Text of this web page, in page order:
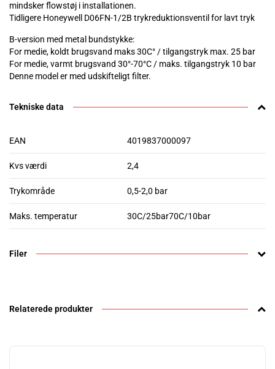
mindsker flowstøj i installationen.
Tidligere Honeywell D06FN-1/2B trykreduktionsventil for lavt tryk
B-version med metal bundstykke:
For medie, koldt brugsvand maks 30C° / tilgangstryk max. 25 bar
For medie, varmt brugsvand 30°-70°C / maks. tilgangstryk 10 bar
Denne model er med udskifteligt filter.
Tekniske data
EAN 4019837000097
Kvs værdi 2,4
Trykområde 0,5-2,0 bar
Maks. temperatur 30C/25bar70C/10bar
Filer
Relaterede produkter